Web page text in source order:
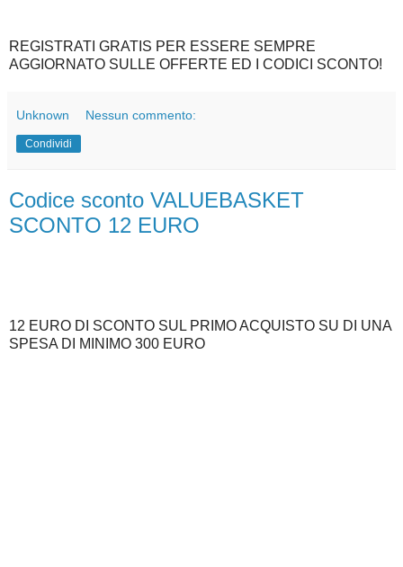
REGISTRATI GRATIS PER ESSERE SEMPRE
AGGIORNATO SULLE OFFERTE ED I CODICI SCONTO!
Unknown Nessun commento:
Condividi
Codice sconto VALUEBASKET
SCONTO 12 EURO
12 EURO DI SCONTO SUL PRIMO ACQUISTO SU DI UNA
SPESA DI MINIMO 300 EURO